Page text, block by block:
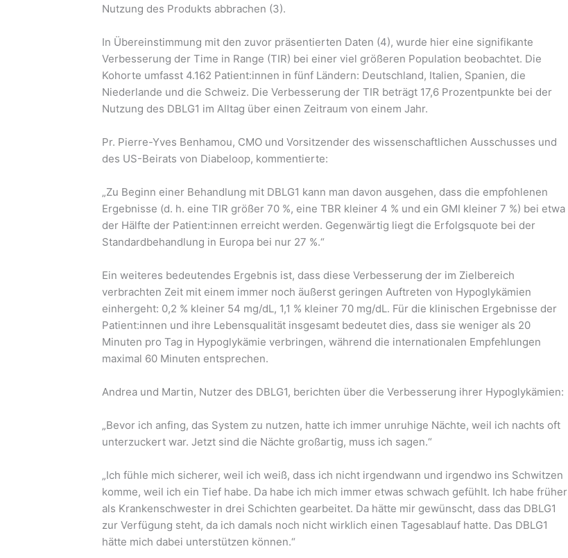
Nutzung des Produkts abbrachen (3).
In Übereinstimmung mit den zuvor präsentierten Daten (4), wurde hier eine signifikante
Verbesserung der Time in Range (TIR) bei einer viel größeren Population beobachtet. Die
Kohorte umfasst 4.162 Patient:innen in fünf Ländern: Deutschland, Italien, Spanien, die
Niederlande und die Schweiz. Die Verbesserung der TIR beträgt 17,6 Prozentpunkte bei der
Nutzung des DBLG1 im Alltag über einen Zeitraum von einem Jahr.
Pr. Pierre-Yves Benhamou, CMO und Vorsitzender des wissenschaftlichen Ausschusses und
des US-Beirats von Diabeloop, kommentierte:
„Zu Beginn einer Behandlung mit DBLG1 kann man davon ausgehen, dass die empfohlenen
Ergebnisse (d. h. eine TIR größer 70 %, eine TBR kleiner 4 % und ein GMI kleiner 7 %) bei etwa
der Hälfte der Patient:innen erreicht werden. Gegenwärtig liegt die Erfolgsquote bei der
Standardbehandlung in Europa bei nur 27 %.“
Ein weiteres bedeutendes Ergebnis ist, dass diese Verbesserung der im Zielbereich
verbrachten Zeit mit einem immer noch äußerst geringen Auftreten von Hypoglykämien
einhergeht: 0,2 % kleiner 54 mg/dL, 1,1 % kleiner 70 mg/dL. Für die klinischen Ergebnisse der
Patient:innen und ihre Lebensqualität insgesamt bedeutet dies, dass sie weniger als 20
Minuten pro Tag in Hypoglykämie verbringen, während die internationalen Empfehlungen
maximal 60 Minuten entsprechen.
Andrea und Martin, Nutzer des DBLG1, berichten über die Verbesserung ihrer Hypoglykämien:
„Bevor ich anfing, das System zu nutzen, hatte ich immer unruhige Nächte, weil ich nachts oft
unterzuckert war. Jetzt sind die Nächte großartig, muss ich sagen.“
„Ich fühle mich sicherer, weil ich weiß, dass ich nicht irgendwann und irgendwo ins Schwitzen
komme, weil ich ein Tief habe. Da habe ich mich immer etwas schwach gefühlt. Ich habe früher
als Krankenschwester in drei Schichten gearbeitet. Da hätte mir gewünscht, dass das DBLG1
zur Verfügung steht, da ich damals noch nicht wirklich einen Tagesablauf hatte. Das DBLG1
hätte mich dabei unterstützen können.“